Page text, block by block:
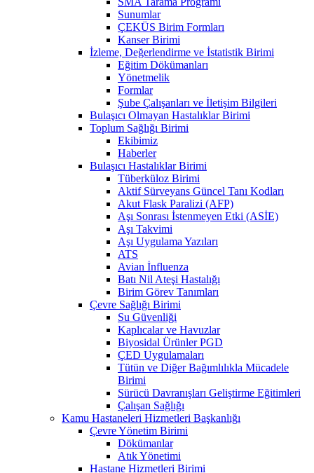
Sunumlar
ÇEKÜS Birim Formları
Kanser Birimi
İzleme, Değerlendirme ve İstatistik Birimi
Eğitim Dökümanları
Yönetmelik
Formlar
Şube Çalışanları ve İletişim Bilgileri
Bulaşıcı Olmayan Hastalıklar Birimi
Toplum Sağlığı Birimi
Ekibimiz
Haberler
Bulaşıcı Hastalıklar Birimi
Tüberküloz Birimi
Aktif Sürveyans Güncel Tanı Kodları
Akut Flask Paralizi (AFP)
Aşı Sonrası İstenmeyen Etki (ASİE)
Aşı Takvimi
Aşı Uygulama Yazıları
ATS
Avian İnfluenza
Batı Nil Ateşi Hastalığı
Birim Görev Tanımları
Çevre Sağlığı Birimi
Su Güvenliği
Kaplıcalar ve Havuzlar
Biyosidal Ürünler PGD
ÇED Uygulamaları
Tütün ve Diğer Bağımlılıkla Mücadele
Birimi
Sürücü Davranışları Geliştirme Eğitimleri
Çalışan Sağlığı
Kamu Hastaneleri Hizmetleri Başkanlığı
Çevre Yönetim Birimi
Dökümanlar
Atık Yönetimi
Hastane Hizmetleri Birimi